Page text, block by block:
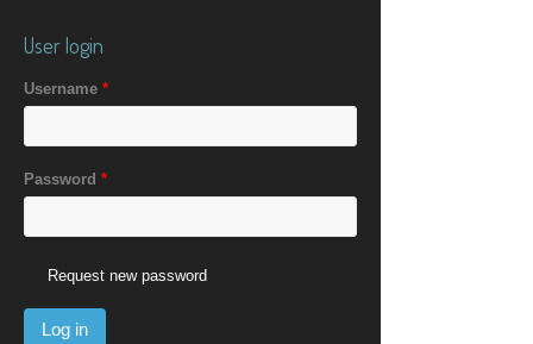
User login
Username *
Password *
Request new password